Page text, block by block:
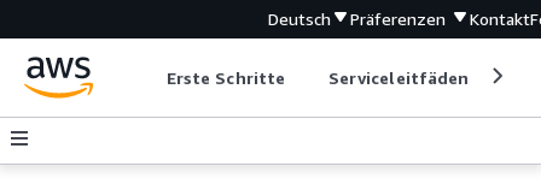
Deutsch Präferenzen Kontakt
Erste Schritte Serviceleitfäden